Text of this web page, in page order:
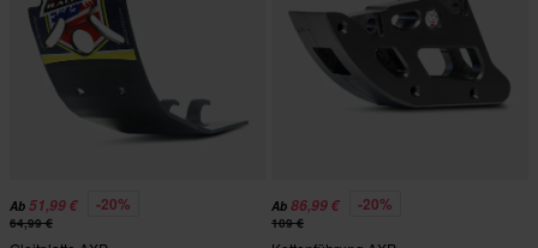
Ab 51,99 € -20%
64,99 €
Ab 86,99 € -20%
109 €